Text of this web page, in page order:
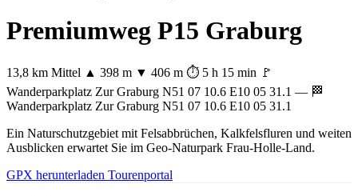
Premiumweg P15 Graburg
13,8 km Mittel ▲ 398 m ▼ 406 m ⏱ 5 h 15 min
🚩
Wanderparkplatz Zur Graburg N51 07 10.6 E10 05 31.1 — 🏁
Wanderparkplatz Zur Graburg N51 07 10.6 E10 05 31.1
+
Leaflet|© OpenStreetMap-Mitwirkende
Ein Naturschutzgebiet mit Felsabbrüchen, Kalkfelsfluren und weiten
Ausblicken erwartet Sie im Geo-Naturpark Frau-Holle-Land.
GPX herunterladen Tourenportal